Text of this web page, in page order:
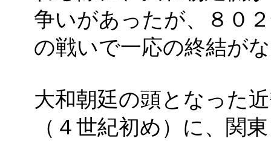
争いがあったが、８０
の戦いで一応の終結が
大和朝廷の頭となった
（４世紀初め）に、関